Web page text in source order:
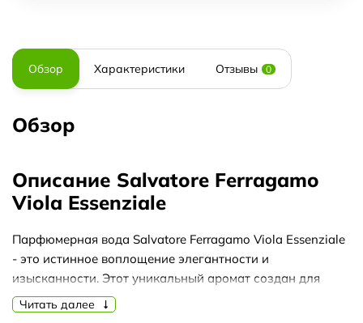
Обзор Характеристики Отзывы 0
Обзор
Описание Salvatore Ferragamo
Viola Essenziale
Парфюмерная вода Salvatore Ferragamo Viola Essenziale
- это истинное воплощение элегантности и
изысканности. Этот уникальный аромат создан для
женщин, которые ценят неповторимость и утонченность.
Читать далее